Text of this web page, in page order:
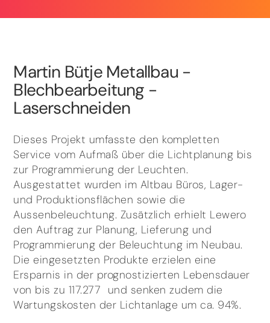
Martin Bütje Metallbau -
Blechbearbeitung -
Laserschneiden
Dieses Projekt umfasste den kompletten
Service vom Aufmaß über die Lichtplanung bis
zur Programmierung der Leuchten.
Ausgestattet wurden im Altbau Büros, Lager-
und Produktionsflächen sowie die
Aussenbeleuchtung. Zusätzlich erhielt Lewero
den Auftrag zur Planung, Lieferung und
Programmierung der Beleuchtung im Neubau.
Die eingesetzten Produkte erzielen eine
Ersparnis in der prognostizierten Lebensdauer
von bis zu 117.277  und senken zudem die
Wartungskosten der Lichtanlage um ca. 94%.